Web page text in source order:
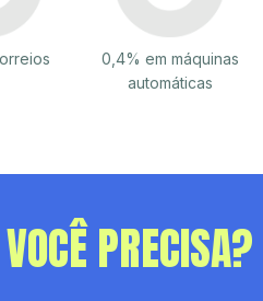
0,4% em máquinas
automáticas
PRECISA?